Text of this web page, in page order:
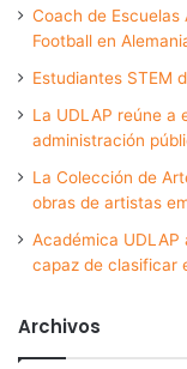
Coach de Escuelas
Football en
Estudiantes STEM
La UDLAP reúne a
administración
La Colección de
obras de artistas
Académica
capaz de clasificar
Archivos